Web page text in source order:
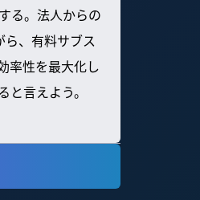
る。法人からの
、有料サブス
率性を最大化し
言えよう。